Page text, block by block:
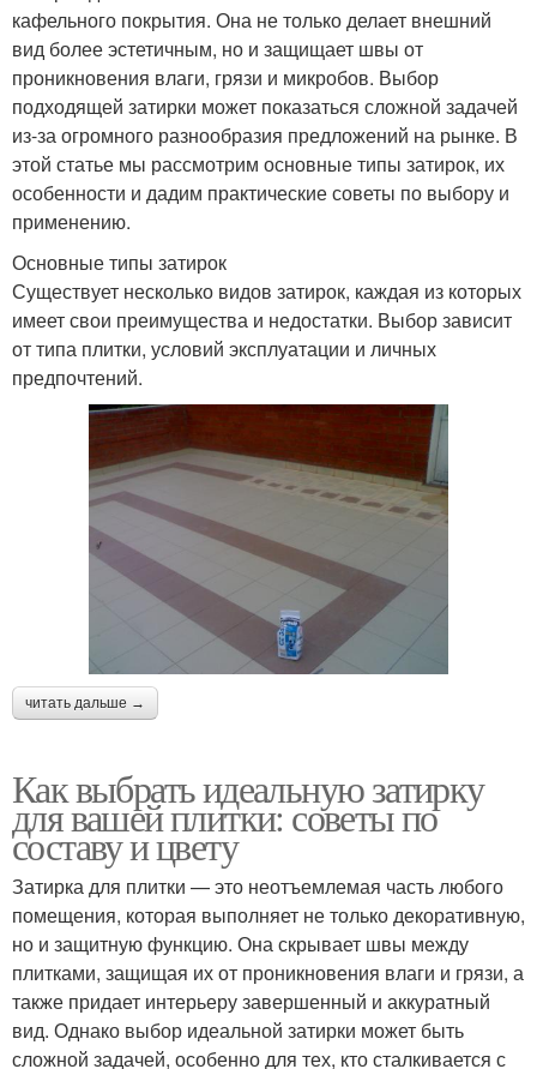
кафельного покрытия. Она не только делает внешний
вид более эстетичным, но и защищает швы от
проникновения влаги, грязи и микробов. Выбор
подходящей затирки может показаться сложной задачей
из-за огромного разнообразия предложений на рынке. В
этой статье мы рассмотрим основные типы затирок, их
особенности и дадим практические советы по выбору и
применению.
Основные типы затирок
Существует несколько видов затирок, каждая из которых
имеет свои преимущества и недостатки. Выбор зависит
от типа плитки, условий эксплуатации и личных
предпочтений.
читать дальше →
Как выбрать идеальную затирку
для вашей плитки: советы по
составу и цвету
Затирка для плитки — это неотъемлемая часть любого
помещения, которая выполняет не только декоративную,
но и защитную функцию. Она скрывает швы между
плитками, защищая их от проникновения влаги и грязи, а
также придает интерьеру завершенный и аккуратный
вид. Однако выбор идеальной затирки может быть
сложной задачей, особенно для тех, кто сталкивается с